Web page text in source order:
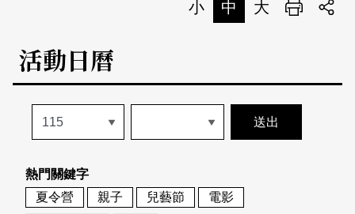
本期專題
歷史專題
活動特區
活動列表
地圖搜尋
關於我們
關於我們
會員基本資料
網站導覽 English
小 中 大 列印
活動日曆
熱門關鍵字
夏令營
親子 兒藝節
電影